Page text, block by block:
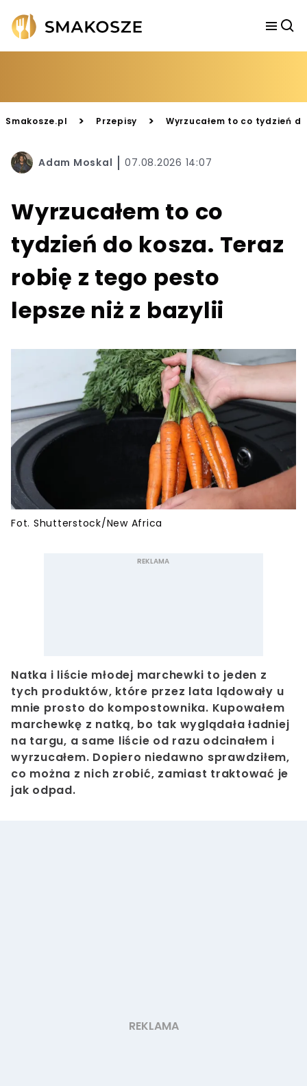
Smakosze.pl > Przepisy > Wyrzucałem to co tydzień
Adam Moskal 07.08.2026 14:07
Wyrzucałem to co
tydzień do kosza. Teraz
robię z tego pesto
lepsze niż z bazylii
Fot. Shutterstock/New Africa
Natka i liście młodej marchewki to jeden z
tych produktów, które przez lata lądowały u
mnie prosto do kompostownika. Kupowałem
marchewkę z natką, bo tak wyglądała ładniej
na targu, a same liście od razu odcinałem i
wyrzucałem. Dopiero niedawno sprawdziłem,
co można z nich zrobić, zamiast traktować je
jak odpad.